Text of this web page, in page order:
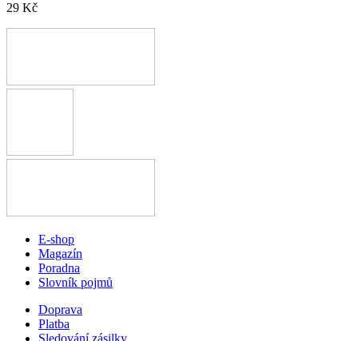
29 Kč
E-shop
Magazín
Poradna
Slovník pojmů
Doprava
Platba